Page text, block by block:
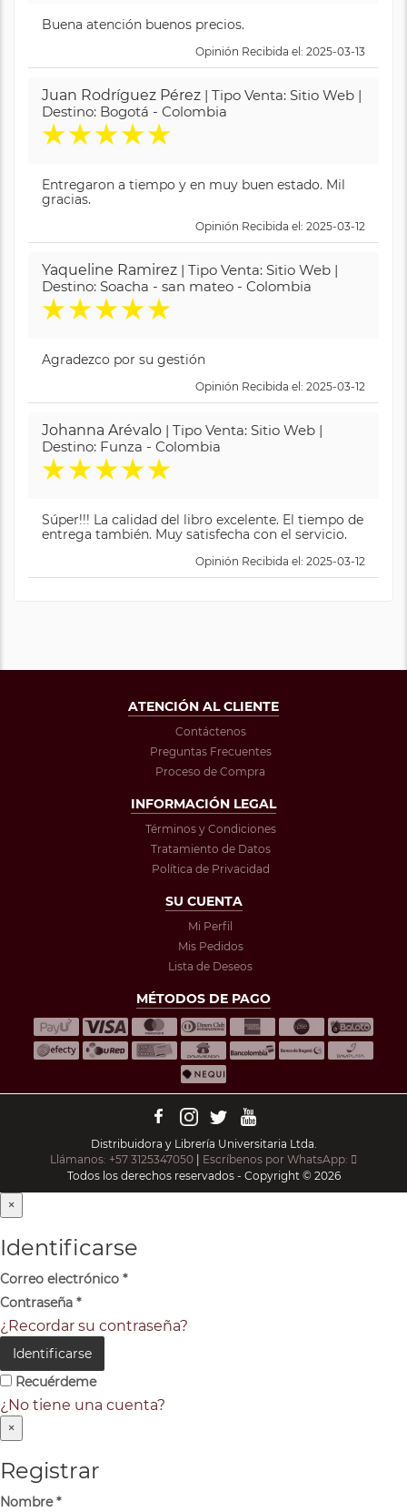
Buena atención buenos precios.
Opinión Recibida el: 2025-03-13
Juan Rodríguez Pérez | Tipo Venta: Sitio Web |
Destino: Bogotá - Colombia
★★★★★
Entregaron a tiempo y en muy buen estado. Mil
gracias.
Opinión Recibida el: 2025-03-12
Yaqueline Ramirez | Tipo Venta: Sitio Web |
Destino: Soacha - san mateo - Colombia
★★★★★
Agradezco por su gestión
Opinión Recibida el: 2025-03-12
Johanna Arévalo | Tipo Venta: Sitio Web |
Destino: Funza - Colombia
★★★★★
Súper!!! La calidad del libro excelente. El tiempo de
entrega también. Muy satisfecha con el servicio.
Opinión Recibida el: 2025-03-12
ATENCIÓN AL CLIENTE
Contáctenos
Preguntas Frecuentes
Proceso de Compra
INFORMACIÓN LEGAL
Términos y Condiciones
Tratamiento de Datos
Política de Privacidad
SU CUENTA
Mi Perfil
Mis Pedidos
Lista de Deseos
MÉTODOS DE PAGO
Distribuidora y Librería Universitaria Ltda.
Llámanos: +57 3125347050
Escríbenos por WhatsApp:
Todos los derechos reservados - Copyright © 2026
×
Identificarse
Correo electrónico *
Contraseña *
¿Recordar su contraseña?
Identificarse
Recuérdeme
¿No tiene una cuenta?
×
Registrar
Nombre*